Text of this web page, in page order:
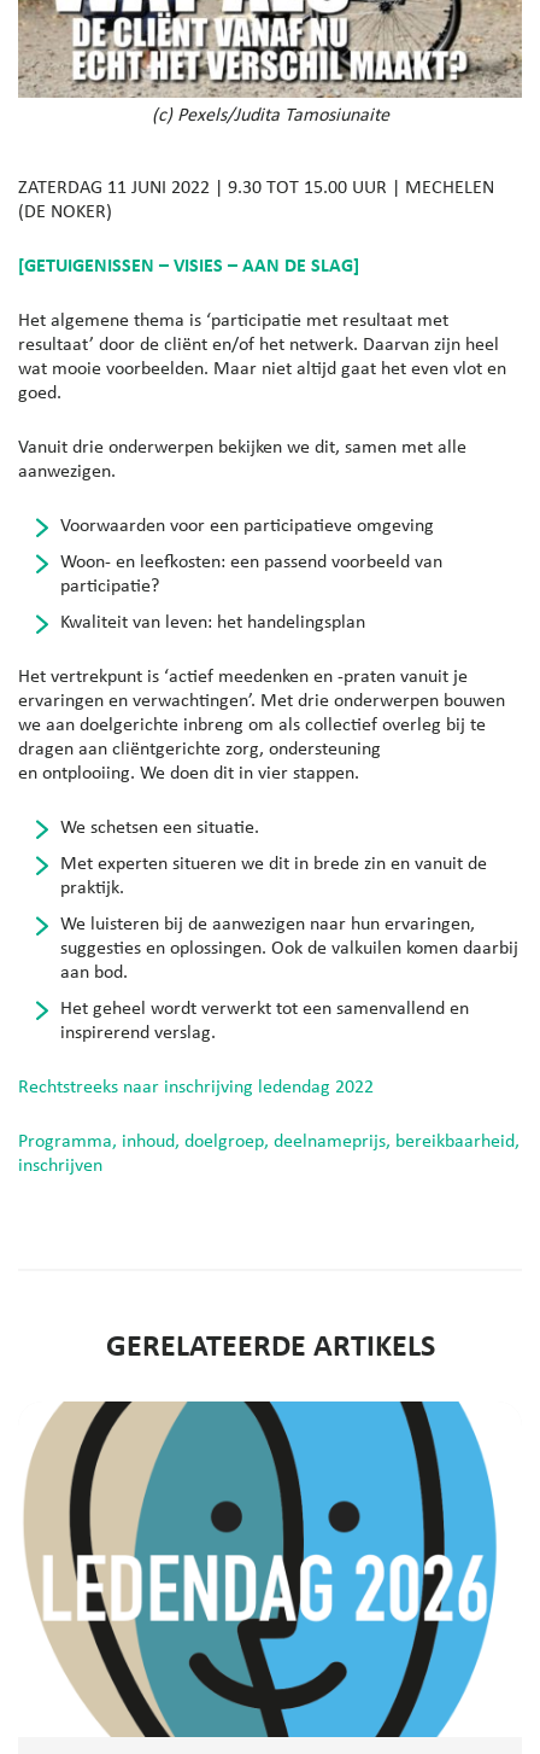
(c) Pexels/Judita Tamosiunaite
ZATERDAG 11 JUNI 2022 | 9.30 TOT 15.00 UUR | MECHELEN
(DE NOKER)
[GETUIGENISSEN – VISIES – AAN DE SLAG]
Het algemene thema is ‘participatie met resultaat met
resultaat’ door de cliënt en/of het netwerk. Daarvan zijn heel
wat mooie voorbeelden. Maar niet altijd gaat het even vlot en
goed.
Vanuit drie onderwerpen bekijken we dit, samen met alle
aanwezigen.
Voorwaarden voor een participatieve omgeving
Woon- en leefkosten: een passend voorbeeld van
participatie?
Kwaliteit van leven: het handelingsplan
Het vertrekpunt is ‘actief meedenken en -praten vanuit je
ervaringen en verwachtingen’. Met drie onderwerpen bouwen
we aan doelgerichte inbreng om als collectief overleg bij te
dragen aan cliëntgerichte zorg, ondersteuning
en ontplooiing. We doen dit in vier stappen.
We schetsen een situatie.
Met experten situeren we dit in brede zin en vanuit de
praktijk.
We luisteren bij de aanwezigen naar hun ervaringen,
suggesties en oplossingen. Ook de valkuilen komen daarbij
aan bod.
Het geheel wordt verwerkt tot een samenvallend en
inspirerend verslag.
Rechtstreeks naar inschrijving ledendag 2022
Programma, inhoud, doelgroep, deelnameprijs, bereikbaarheid,
inschrijven
GERELATEERDE ARTIKELS